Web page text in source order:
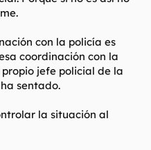
con la policía es
coordinación con la
jefe policial de la
sentado.
la situación al